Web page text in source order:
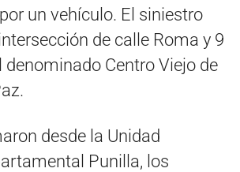
un vehículo. El siniestro
de calle Roma y 9
denominado Centro Viejo de
desde la Unidad
Punilla, los